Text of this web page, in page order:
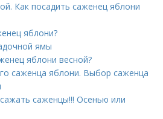
Как посадить саженец яблони
яблони?
ямы
яблони весной?
саженца яблони. Выбор саженца
саженцы!!! Осенью или